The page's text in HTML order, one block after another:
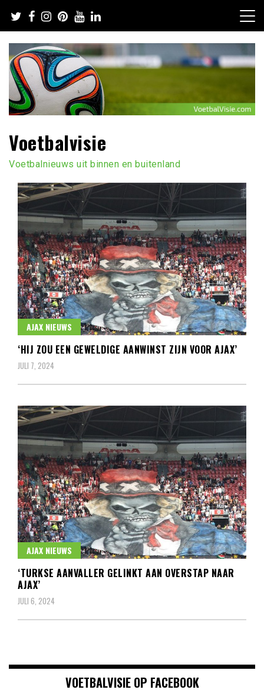
naar
de
inhoud
Voetbalvisie
Voetbalnieuws uit binnen en buitenland
AJAX NIEUWS
‘HIJ ZOU EEN GEWELDIGE AANWINST ZIJN VOOR AJAX’
JULI 7, 2024
AJAX NIEUWS
‘TURKSE AANVALLER GELINKT AAN OVERSTAP NAAR
AJAX’
JULI 6, 2024
VOETBALVISIE OP FACEBOOK